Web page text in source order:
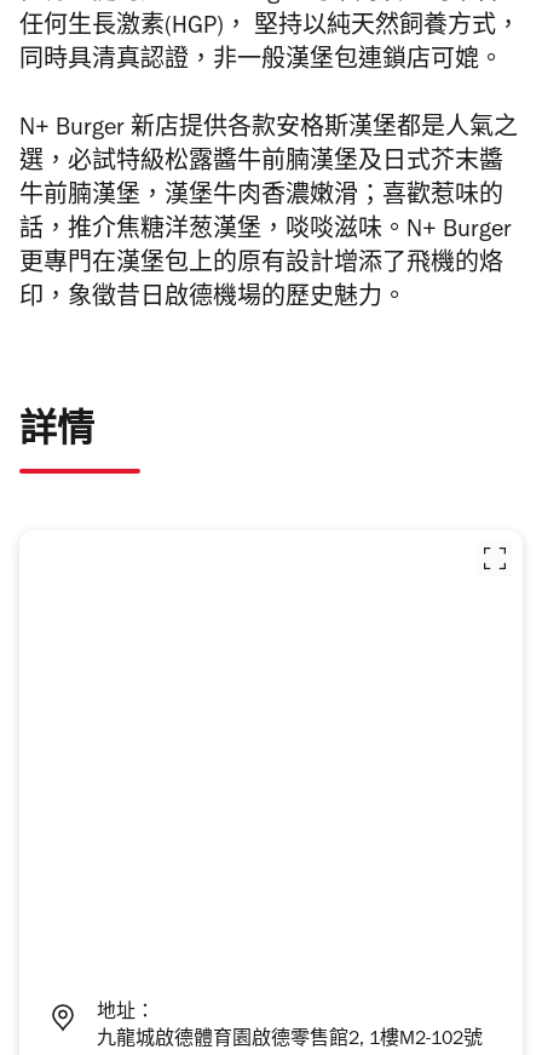
任何生長激素(HGP)， 堅持以純天然飼養方式，
同時具清真認證，非一般漢堡包連鎖店可媲。
N+ Burger 新店提供各款安格斯漢堡都是人氣之
選，必試特級松露醬牛前腩漢堡及日式芥末醬
牛前腩漢堡， 漢堡牛肉香濃嫩滑；喜歡惹味的
話，推介焦糖洋葱漢堡，啖啖滋味。N+ Burger
更專門在漢堡包上的原有設計增添了飛機的烙
印，象徵昔日啟德機場的歷史魅力。
詳情
地址：
九龍城啟德體育園啟德零售館2, 1樓M2-102號